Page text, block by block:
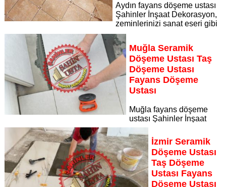
Aydın fayans döşeme ustası
Şahinler İnşaat Dekorasyon,
zeminlerinizi sanat eseri gibi
işleyen uzman kadrosuyla Aydın bölgesine özel hizmet
sunuyor Aydın seramik döşeme ustası taş döşeme ustası
fayans döşeme ustası
Sayfaya Git
Muğla Seramik
Döşeme Ustası Taş
Döşeme Ustası
Fayans Döşeme
Ustası
Muğla fayans döşeme
ustası Şahinler İnşaat
Dekorasyon, zeminlerinizi sanat eseri gibi işleyen uzman
kadrosuyla Muğla bölgesine özel hizmet sunuyor Muğla
seramik döşeme ustası taş döşeme ustası fayans döşeme
ustası
Sayfaya Git
İzmir Seramik
Döşeme Ustası
Taş Döşeme
Ustası Fayans
Döşeme Ustası